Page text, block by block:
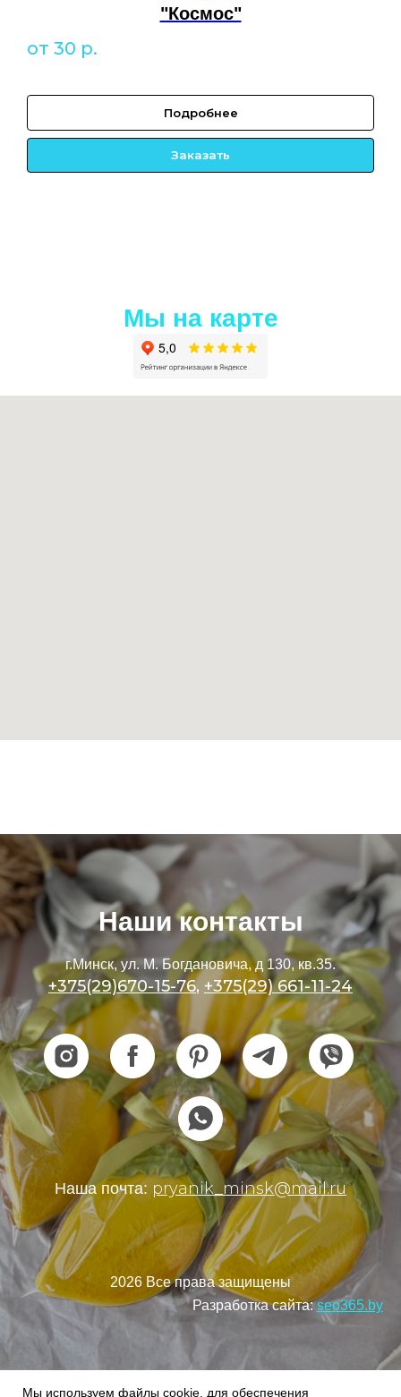
"Космос"
от 30 р.
Подробнее
Заказать
Мы на карте
Мы используем файлы cookie, для обеспечения
Наши контакты
г.Минск, ул. М. Богдановича, д 130, кв.35.
+375(29)670-15-76, +375(29) 661-11-24
Наша почта: pryanik_minsk@mail.ru
2026 Все права защищены
Разработка сайта: seo365.by